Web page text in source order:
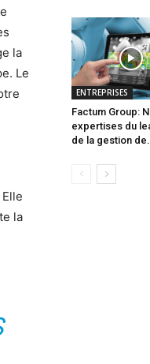
la
Le
la
ENTREPRISES
Factum Group:
expertises du
de la gestion